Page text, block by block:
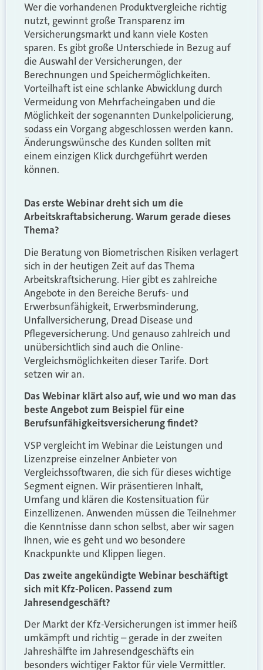
Wer die vorhandenen Produktvergleiche richtig
nutzt, gewinnt große Transparenz im
Versicherungsmarkt und kann viele Kosten
sparen. Es gibt große Unterschiede in Bezug auf
die Auswahl der Versicherungen, der
Berechnungen und Speichermöglichkeiten.
Vorteilhaft ist eine schlanke Abwicklung durch
Vermeidung von Mehrfacheingaben und die
Möglichkeit der sogenannten Dunkelpolicierung,
sodass ein Vorgang abgeschlossen werden kann.
Änderungswünsche des Kunden sollten mit
einem einzigen Klick durchgeführt werden
können.
Das erste Webinar dreht sich um die
Arbeitskraftabsicherung. Warum gerade dieses
Thema?
Die Beratung von Biometrischen Risiken verlagert
sich in der heutigen Zeit auf das Thema
Arbeitskraftsicherung. Hier gibt es zahlreiche
Angebote in den Bereiche Berufs- und
Erwerbsunfähigkeit, Erwerbsminderung,
Unfallversicherung, Dread Disease und
Pflegeversicherung. Und genauso zahlreich und
unübersichtlich sind auch die Online-
Vergleichsmöglichkeiten dieser Tarife. Dort
setzen wir an.
Das Webinar klärt also auf, wie und wo man das
beste Angebot zum Beispiel für eine
Berufsunfähigkeitsversicherung findet?
VSP vergleicht im Webinar die Leistungen und
Lizenzpreise einzelner Anbieter von
Vergleichssoftwaren, die sich für dieses wichtige
Segment eignen. Wir präsentieren Inhalt,
Umfang und klären die Kostensituation für
Einzellizenen. Anwenden müssen die Teilnehmer
die Kenntnisse dann schon selbst, aber wir sagen
Ihnen, wie es geht und wo besondere
Knackpunkte und Klippen liegen.
Das zweite angekündigte Webinar beschäftigt
sich mit Kfz-Policen. Passend zum
Jahresendgeschäft?
Der Markt der Kfz-Versicherungen ist immer heiß
umkämpft und richtig – gerade in der zweiten
Jahreshälfte im Jahresendgeschäfts ein
besonders wichtiger Faktor für viele Vermittler.